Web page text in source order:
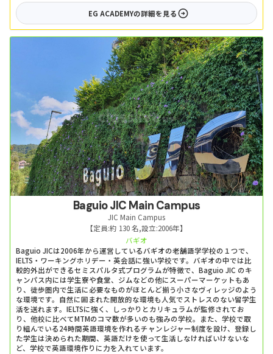
EG ACADEMYの詳細を見る
Baguio JIC Main Campus
JIC Main Campus
【定員:約 130 名,設立:2006年】
バギオ
Baguio JICは2006年から運営しているバギオの老舗語学学校の１つで、
IELTS・ワーキングホリデー・英会話に強い学校です。バギオの中では比
較的外出ができるセミスパルタ式プログラムが特徴で、Baguio JIC のキ
ャンパス内には学生寮や食堂、ジムなどの他にスーパーマーケットもあ
り、徒歩圏内で生活に必要なものがほとんど揃う小さなヴィレッジのよう
な環境です。自然に囲まれた開放的な環境も人気でストレスのない留学生
活を送れます。IELTSに強く、しっかりとカリキュラムが監修されてお
り、他校に比べてMTMのコマ数が多いのも強みの学校。また、学校で取
り組んでいる24時間英語環境を作れるチャンレジャー制度を設け、登録し
た学生は決められた期間、英語だけを使って生活しなければいけないな
ど、学校で英語環境作りに力を入れています。